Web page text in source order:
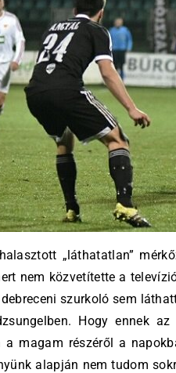
„láthatatlan”
nem közvetítette a
szurkoló sem
Hogy ennek
a magam részéről a
alapján nem tudom